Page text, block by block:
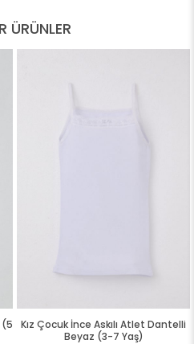
ÜRÜNLER
(5
Kız Çocuk İnce Askılı Atlet Dantelli
Beyaz (3-7 Yaş)